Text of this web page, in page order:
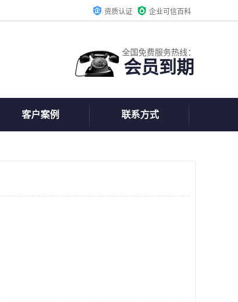
资质认证 企业可信百科
全国免费服务热线：
会员到期
客户案例 联系方式